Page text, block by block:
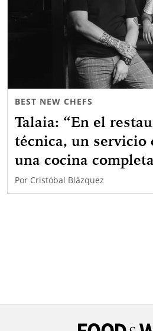
BEST NEW CHEFS
Talaia: “En el
técnica, un servicio
una cocina
Por Cristóbal Blázquez